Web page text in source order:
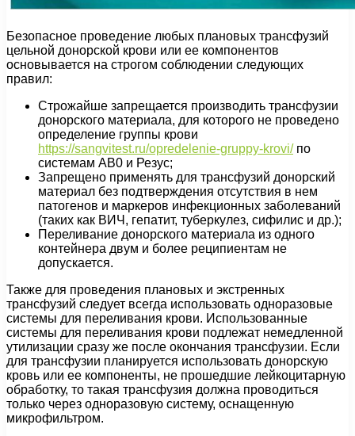
Безопасное проведение любых плановых трансфузий
цельной донорской крови или ее компонентов
основывается на строгом соблюдении следующих
правил:
Строжайше запрещается производить трансфузии
донорского материала, для которого не проведено
определение группы крови
https://sangvitest.ru/opredelenie-gruppy-krovi/по
системам AB0 и Резус;
Запрещено применять для трансфузий донорский
материал без подтверждения отсутствия в нем
патогенов и маркеров инфекционных заболеваний
(таких как ВИЧ, гепатит, туберкулез, сифилис и др.);
Переливание донорского материала из одного
контейнера двум и более реципиентам не
допускается.
Также для проведения плановых и экстренных
трансфузий следует всегда использовать одноразовые
системы для переливания крови. Использованные
системы для переливания крови подлежат немедленной
утилизации сразу же после окончания трансфузии. Если
для трансфузии планируется использовать донорскую
кровь или ее компоненты, не прошедшие лейкоцитарную
обработку, то такая трансфузия должна проводиться
только через одноразовую систему, оснащенную
микрофильтром.